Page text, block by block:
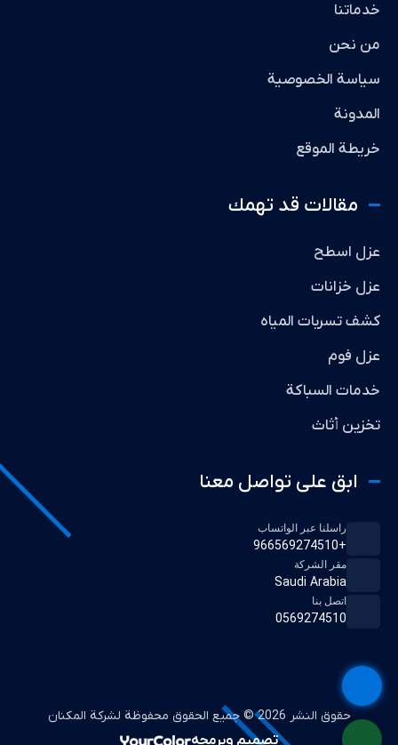
خدماتنا
من نحن
سياسة الخصوصية
المدونة
خريطة الموقع
مقالات قد تهمك
عزل اسطح
عزل خزانات
كشف تسربات المياه
عزل فوم
خدمات السباكة
تخزين أثاث
ابق على تواصل معنا
راسلنا عبر الواتساب
+966569274510
مقر الشركة
Saudi Arabia
اتصل بنا
0569274510
حقوق النشر 2026 © جميع الحقوق محفوظة لشركة المكنان
تصميم وبرمجه